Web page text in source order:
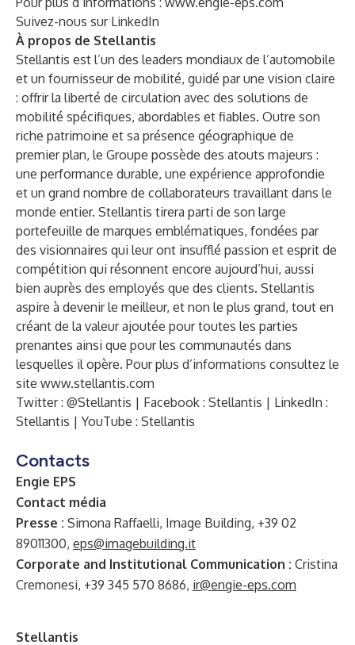
Suivez-nous sur LinkedIn
À propos de Stellantis
Stellantis est l’un des leaders mondiaux de l’automobile
et un fournisseur de mobilité, guidé par une vision claire
: offrir la liberté de circulation avec des solutions de
mobilité spécifiques, abordables et fiables. Outre son
riche patrimoine et sa présence géographique de
premier plan, le Groupe possède des atouts majeurs :
une performance durable, une expérience approfondie
et un grand nombre de collaborateurs travaillant dans le
monde entier. Stellantis tirera parti de son large
portefeuille de marques emblématiques, fondées par
des visionnaires qui leur ont insufflé passion et esprit de
compétition qui résonnent encore aujourd’hui, aussi
bien auprès des employés que des clients. Stellantis
aspire à devenir le meilleur, et non le plus grand, tout en
créant de la valeur ajoutée pour toutes les parties
prenantes ainsi que pour les communautés dans
lesquelles il opère. Pour plus d’informations consultez le
site www.stellantis.com
Twitter : @Stellantis | Facebook : Stellantis | LinkedIn :
Stellantis | YouTube : Stellantis
Contacts
Engie EPS
Contact média
Presse : Simona Raffaelli, Image Building, +39 02
89011300, eps@imagebuilding.it
Corporate and Institutional Communication : Cristina
Cremonesi, +39 345 570 8686, ir@engie-eps.com
Stellantis